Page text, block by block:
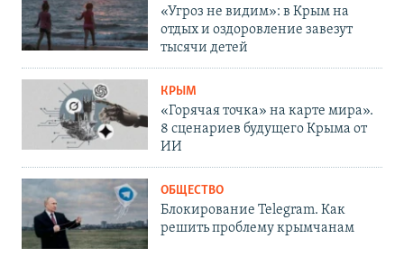
«Угроз не видим»: в Крым на
отдых и оздоровление завезут
тысячи детей
КРЫМ
«Горячая точка» на карте мира».
8 сценариев будущего Крыма от
ИИ
ОБЩЕСТВО
Блокирование Telegram. Как
решить проблему крымчанам